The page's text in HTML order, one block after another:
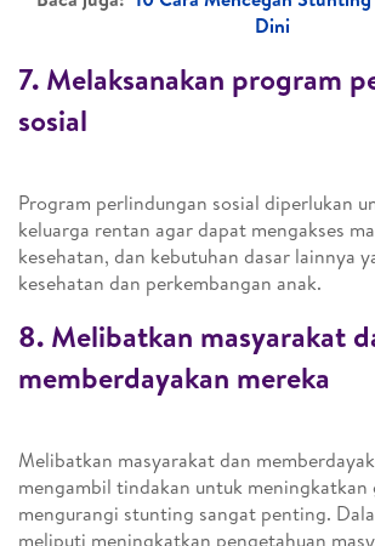
Dini
7. Melaksanakan program
sosial
Program perlindungan sosial diperlukan
keluarga rentan agar dapat mengakses
kesehatan, dan kebutuhan dasar lainnya
kesehatan dan perkembangan anak.
8. Melibatkan masyarakat
memberdayakan mereka
Melibatkan masyarakat dan
mengambil tindakan untuk meningkatkan
mengurangi stunting sangat penting.
meliputi meningkatkan pengetahuan